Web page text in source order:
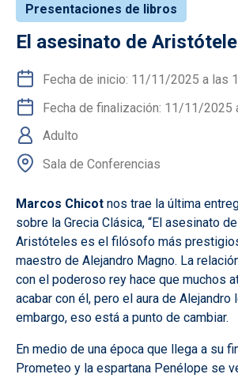
Presentaciones de libros
El asesinato de
Fecha de inicio: 11/11/2025 a las
Fecha de finalización: 11/11/2025
Adulto
Sala de Conferencias
Marcos Chicot nos trae la última
sobre la Grecia Clásica, “El asesinato
Aristóteles es el filósofo más
maestro de Alejandro Magno. La
con el poderoso rey hace que muchos
acabar con él, pero el aura de Alejandro
embargo, eso está a punto de cambiar.
En medio de una época que llega a su
Prometeo y la espartana Penélope se